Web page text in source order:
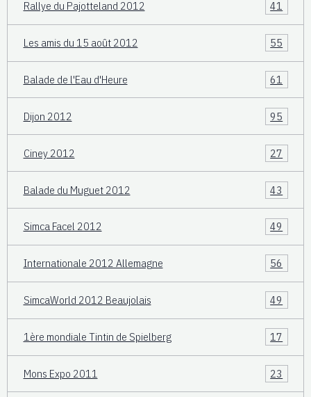
Rallye du Pajotteland 2012 41
Les amis du 15 août 2012 55
Balade de l'Eau d'Heure 61
Dijon 2012 95
Ciney 2012 27
Balade du Muguet 2012 43
Simca Facel 2012 49
Internationale 2012 Allemagne 56
SimcaWorld 2012 Beaujolais 49
1ère mondiale Tintin de Spielberg 17
Mons Expo 2011 23